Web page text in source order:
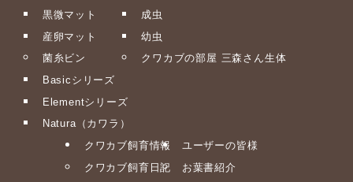
黒微マット
産卵マット
菌糸ビン
Basicシリーズ
Elementシリーズ
Natura（カワラ）
成虫
幼虫
クワカブの部屋 三森さん生体
クワカブ飼育情報
クワカブ飼育日記
ユーザーの皆様
お葉書紹介